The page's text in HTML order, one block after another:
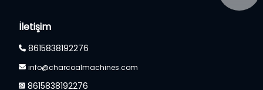
İletişim
8615838192276
info@charcoalmachines.com
8615838192276